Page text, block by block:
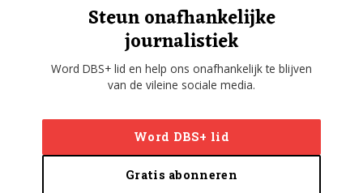
Steun onafhankelijke
journalistiek
Word DBS+ lid en help ons onafhankelijk te blijven
van de vileine sociale media.
Word DBS+ lid
Gratis abonneren